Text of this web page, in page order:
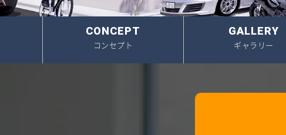
CONCEPT
コンセプト
GALLERY
ギャラリー